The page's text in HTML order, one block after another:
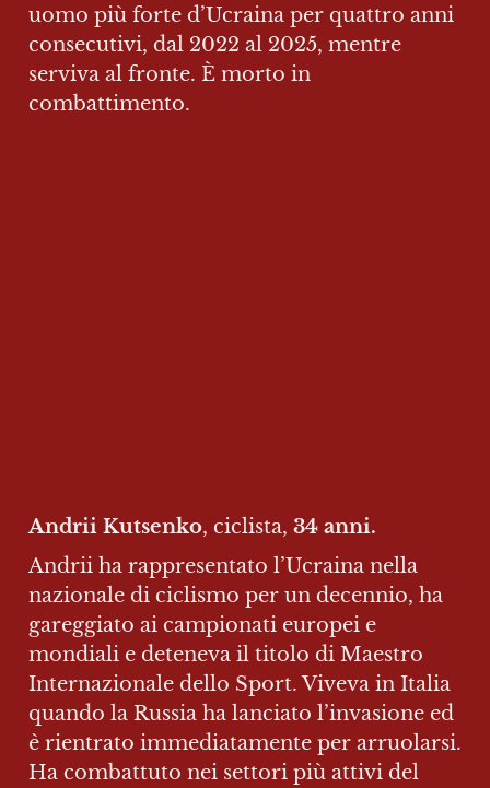
uomo più forte d’Ucraina per quattro anni
consecutivi, dal 2022 al 2025, mentre
serviva al fronte. È morto in
combattimento.
Andrii Kutsenko, ciclista, 34 anni.
Andrii ha rappresentato l’Ucraina nella
nazionale di ciclismo per un decennio, ha
gareggiato ai campionati europei e
mondiali e deteneva il titolo di Maestro
Internazionale dello Sport. Viveva in Italia
quando la Russia ha lanciato l’invasione ed
è rientrato immediatamente per arruolarsi.
Ha combattuto nei settori più attivi del